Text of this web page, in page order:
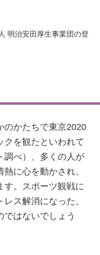
明治安田厚生事業団の登
のかたちで東京2020
クを観たといわれて
調べ）、多くの人が
に心を動かされ、
す。スポーツ観戦に
ス解消になった、
ではないでしょう